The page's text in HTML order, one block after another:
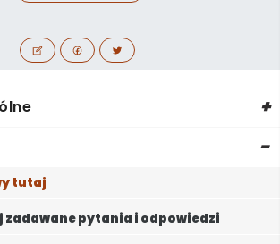
+
-
tutaj
zadawane pytania i odpowiedzi